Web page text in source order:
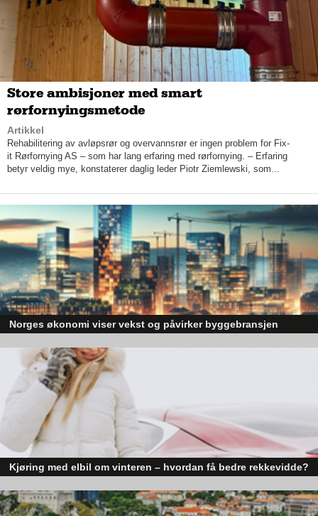
prosjektet fra A til Å.
Store ambisjoner med smart
rørfornyingsmetode
Artikkel
Rehabilitering av avløpsrør og overvannsrør er ingen problem for Fix-
it Rørfornying AS – som har lang erfaring med rørfornying. – Erfaring
betyr veldig mye, konstaterer daglig leder Piotr Ziemlewski, som...
Norges økonomi viser vekst og påvirker byggebransjen
skaper optimisme på tvers av ulike sektorer. Byggebransjen er spesielt
posisjonert til å dra nytte av denne økonomiske oppgangen.
Kjøring med elbil om vinteren – hvordan få bedre rekkevidde?
utfordrende vinterforhold kan være en utfordring.